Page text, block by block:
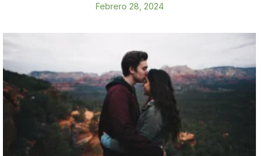
Febrero 28, 2024